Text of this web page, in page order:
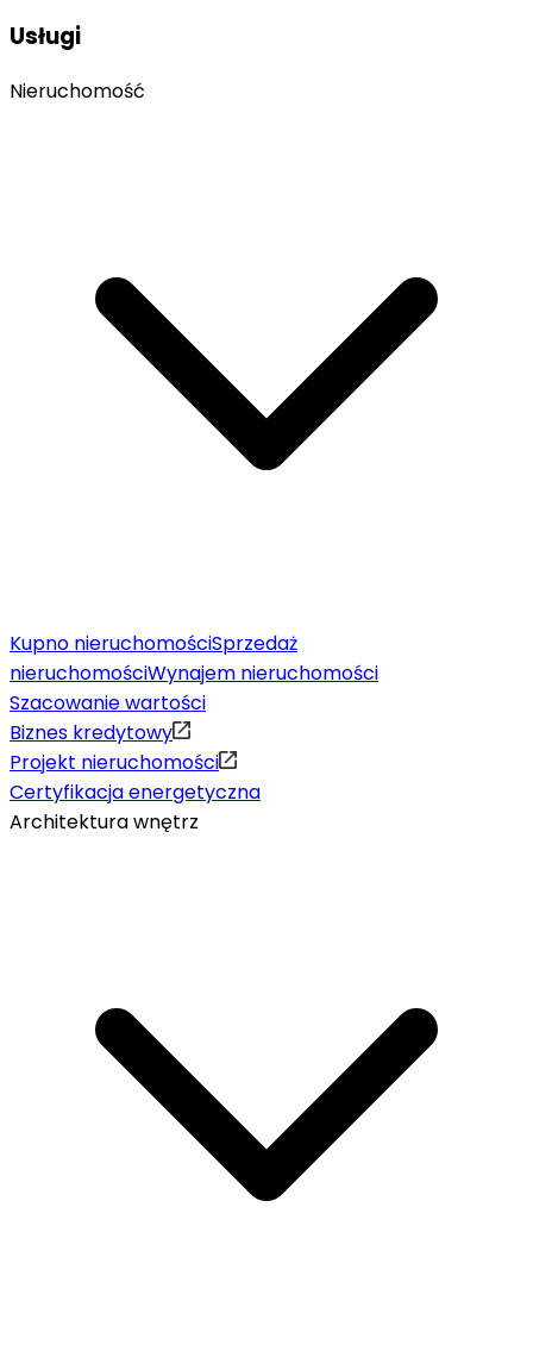
Usługi
Nieruchomość
Kupno nieruchomościSprzedaż
nieruchomościWynajem nieruchomości
Szacowanie wartości
Biznes kredytowy
Projekt nieruchomości
Certyfikacja energetyczna
Architektura wnętrz